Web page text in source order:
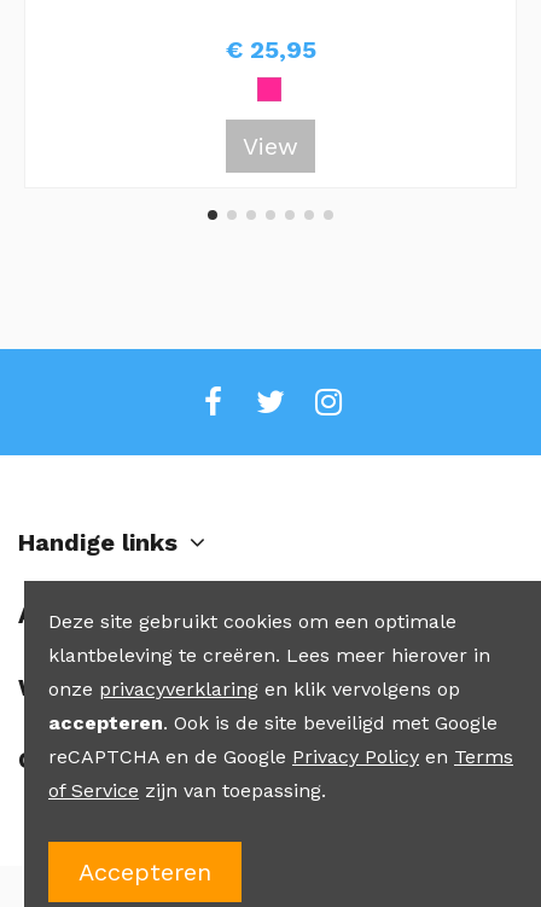
€ 25,95
View
Handige links
Account
Winkel
Contact
Deze site gebruikt cookies om een optimale
klantbeleving te creëren. Lees meer hierover in
onze privacyverklaring en klik vervolgens op
accepteren. Ook is de site beveiligd met Google
reCAPTCHA en de Google Privacy Policy en Terms
of Service zijn van toepassing.
Accepteren